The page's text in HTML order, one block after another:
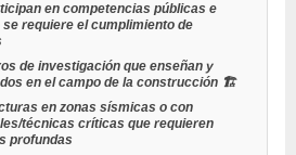
en competencias públicas e
se requiere el cumplimiento de
de investigación que enseñan y
en el campo de la construcción 🏗️
en zonas sísmicas o con
técnicas críticas que requieren
profundas